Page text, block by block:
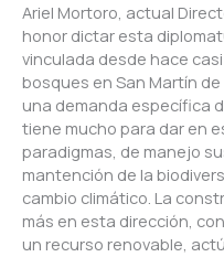
Ariel Mortoro, actual
honor dictar esta
vinculada desde hace
bosques en San Martín
una demanda específica
tiene mucho para dar en
paradigmas, de manejo
mantención de la
cambio climático. La
más en esta dirección,
un recurso renovable,